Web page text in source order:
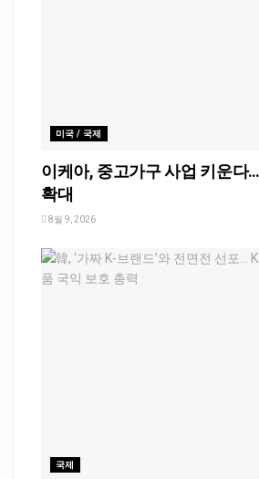
미국 / 국제
이케아, 중고가구 사업 키운다
확대
8월 9, 2026
국제